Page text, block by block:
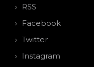
RSS
Facebook
Twitter
Instagram